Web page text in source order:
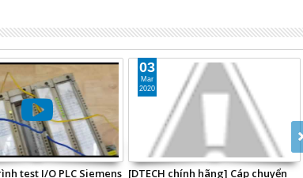
Q] #1 Hướng dẫn thực
Thực hành cấu hình phần cứng
24
Nov
2019